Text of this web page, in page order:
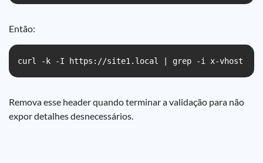
Então:
curl -k -I https://site1.local | grep -i x-vhost
Remova esse header quando terminar a validação para não
expor detalhes desnecessários.